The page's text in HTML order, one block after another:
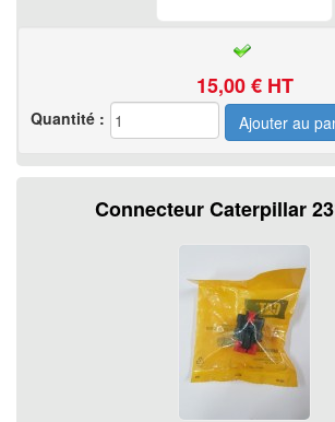
15,00€ HT
Quantité :
Connecteur Caterpillar